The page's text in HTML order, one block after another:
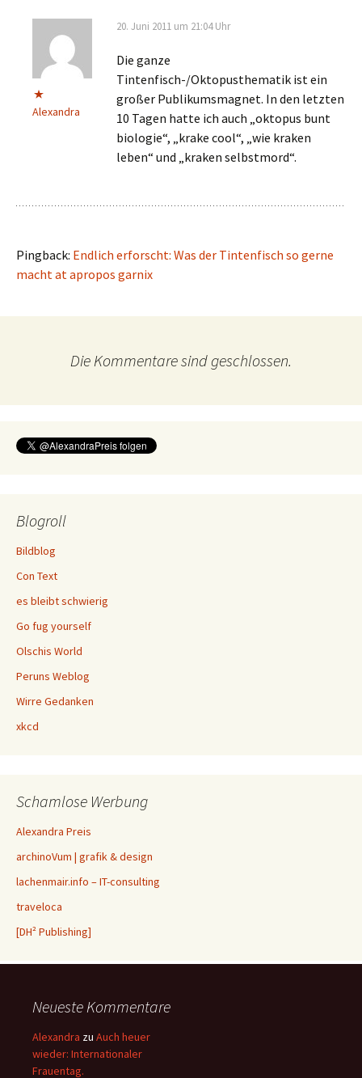
Alexandra
20. Juni 2011 um 21:04 Uhr
Die ganze
Tintenfisch-/Oktopusthematik ist ein
großer Publikumsmagnet. In den letzten
10 Tagen hatte ich auch „oktopus bunt
biologie“, „krake cool“, „wie kraken
leben“ und „kraken selbstmord“.
Pingback: Endlich erforscht: Was der Tintenfisch so gerne
macht at apropos garnix
Die Kommentare sind geschlossen.
Blogroll
Bildblog
Con Text
es bleibt schwierig
Go fug yourself
Olschis World
Peruns Weblog
Wirre Gedanken
xkcd
Schamlose Werbung
Alexandra Preis
archinoVum | grafik & design
lachenmair.info – IT-consulting
traveloca
[DH² Publishing]
Neueste Kommentare
Alexandra zu Auch heuer
wieder: Internationaler
Frauentag.